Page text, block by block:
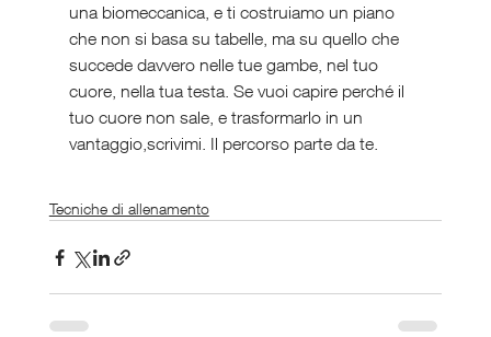
una biomeccanica, e ti costruiamo un piano
che non si basa su tabelle, ma su quello che
succede davvero nelle tue gambe, nel tuo
cuore, nella tua testa. Se vuoi capire perché il
tuo cuore non sale, e trasformarlo in un
vantaggio,scrivimi. Il percorso parte da te.
Tecniche di allenamento